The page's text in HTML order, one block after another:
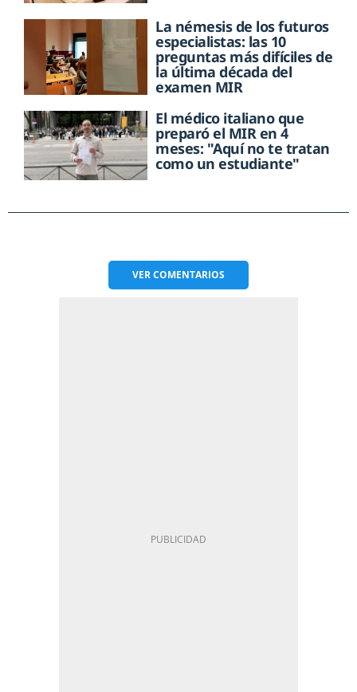
La némesis de los futuros
especialistas: las 10
preguntas más difíciles de
la última década del
examen MIR
El médico italiano que
preparó el MIR en 4
meses: "Aquí no te tratan
como un estudiante"
VERCOMENTARIOS